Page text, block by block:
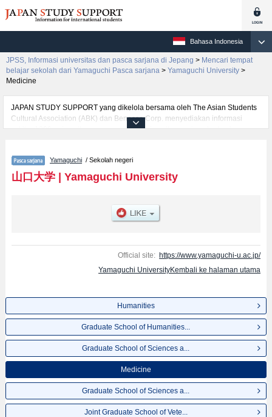
Bahasa Indonesia
JPSS, Informasi universitas dan pasca sarjana di Jepang > Mencari tempat
belajar sekolah dari Yamaguchi Pasca sarjana > Yamaguchi University >
Medicine
JAPAN STUDY SUPPORT yang dikelola bersama oleh The Asian Students
Cultural Association (ABK) dan Benesse Corp. menyediakan informasi
sekitar 1300 universitas, pascasarjana, universitas yunior, akademi
informasi per jurusan riset seperti %% research %%, serta berbagai
informasi yang berguna bagi mahasiswa(i) mancanegara seperti kuota
untuk jumlah pendaftar dan jumlah kelulusan ujian masuk mahasiswa(i)
jalan, dan lainnya. Silakan memanfaatkannya.
Yamaguchi / Sekolah negeri
山口大学| Yamaguchi University
Official site: https://www.yamaguchi-u.ac.jp/
Yamaguchi UniversityKembali ke halaman utama
Humanities
Graduate School of Humanities...
Graduate School of Sciences a...
Medicine
Graduate School of Sciences a...
Joint Graduate School of Vete...